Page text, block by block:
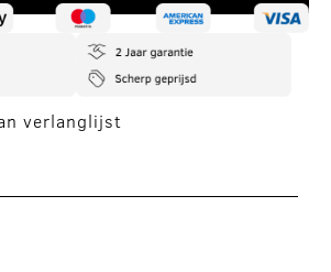
verlanglijst